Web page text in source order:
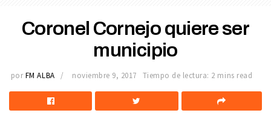
Coronel Cornejo quiere ser
municipio
por FM ALBA noviembre 9, 2017 Tiempo de lectura: 2 mins read